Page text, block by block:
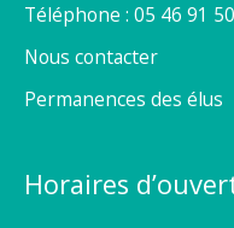
Téléphone : 05 46 91
Nous contacter
Permanences des élus
Horaires